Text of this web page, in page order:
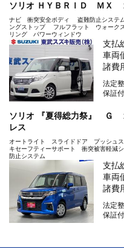
ソリオ ＨＹＢＲＩＤ Ｍ
ナビ 衝突安全ボディ 盗難防止システ
ングストップ フルフラット ウォーク
リング パワーウィンドウ
支払
車両
諸費
法定
保証
ソリオ 『夏得総力祭』 Ｇ
レス
オートライト スライドドア プッシュ
キセーフティーサポート 衝突被害軽
防止システム
支払
車両
諸費
法定
保証